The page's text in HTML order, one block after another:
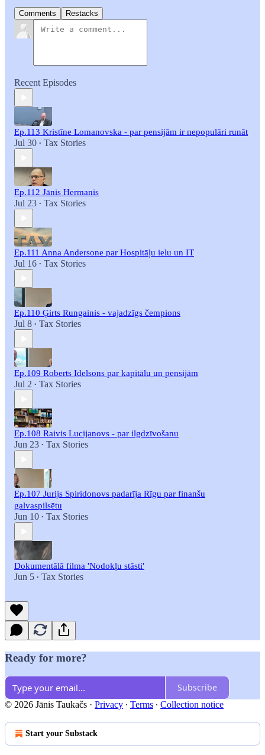
Comments Restacks
Recent Episodes
Ep.113 Kristīne Lomanovska - par pensijām ir nepopulāri runāt
Jul 30 • Tax Stories
Ep.112 Jānis Hermanis
Jul 23 • Tax Stories
Ep.111 Anna Andersone par Hospitāļu ielu un IT
Jul 16 • Tax Stories
Ep.110 Ģirts Rungainis - vajadzīgs čempions
Jul 8 • Tax Stories
Ep.109 Roberts Idelsons par kapitālu un pensijām
Jul 2 • Tax Stories
Ep.108 Raivis Lucijanovs - par ilgdzīvošanu
Jun 23 • Tax Stories
Ep.107 Jurijs Spiridonovs padarīja Rīgu par finanšu
galvaspilsētu
Jun 10 • Tax Stories
Dokumentālā filma 'Nodokļu stāsti'
Jun 5 • Tax Stories
Ready for more?
Subscribe
© 2026 Jānis Taukačs · Privacy ∙ Terms ∙ Collection notice
Start your Substack